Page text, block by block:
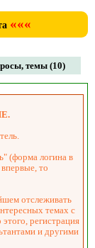
«««
темы (10)
(форма логина в
то
отслеживать
темах с
регистрация
и другими